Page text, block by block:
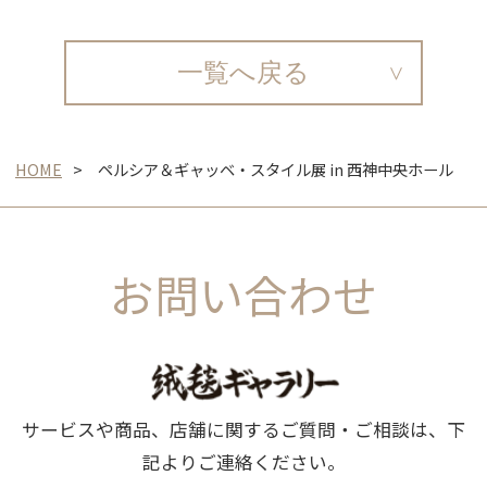
一覧へ戻る
HOME ペルシア＆ギャッベ・スタイル展 in 西神中央ホール
お問い合わせ
サービスや商品、店舗に関するご質問・ご相談は、下
記よりご連絡ください。